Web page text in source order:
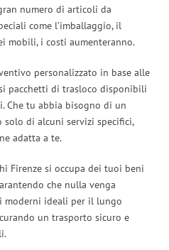
numero di articoli da
come l’imballaggio, il
mobili, i costi aumenteranno.
personalizzato in base alle
pacchetti di trasloco disponibili
Che tu abbia bisogno di un
di alcuni servizi specifici,
adatta a te.
Firenze si occupa dei tuoi beni
che nulla venga
moderni ideali per il lungo
un trasporto sicuro e